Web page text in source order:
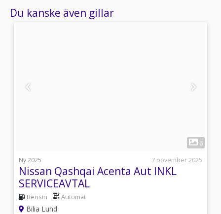
Du kanske även gillar
6
Ny 2025
7 november 2025
Nissan Qashqai Acenta Aut INKL
SERVICEAVTAL
Bensin Automat
Bilia Lund